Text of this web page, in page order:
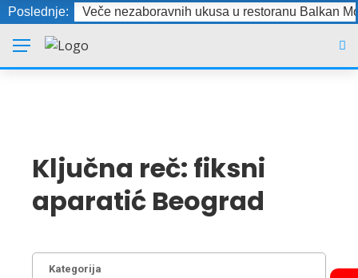
Poslednje: Veče nezaboravnih ukusa u restoranu Balkan
Ključna reč: fiksni
aparatić Beograd